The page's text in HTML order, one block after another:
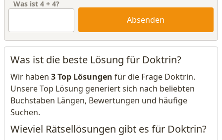
Was ist 4 + 4?
Absenden
Was ist die beste Lösung für Doktrin?
Wir haben 3 Top Lösungen für die Frage Doktrin.
Unsere Top Lösung generiert sich nach beliebten
Buchstaben Längen, Bewertungen und häufige
Suchen.
Wieviel Rätsellösungen gibt es für Doktrin?